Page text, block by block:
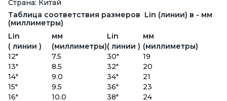
Страна: Китай
Таблица соответствия размеров Lin (линии) в - мм
(миллиметры)
Lin
мм Lin
мм
( линии )
(миллиметры)( линии ) (миллиметры)
12"
7.5 30"
19
13"
8.5 32"
20
14"
9.0 34"
21
15"
9.5 36"
23
16"
10.0 38"
24